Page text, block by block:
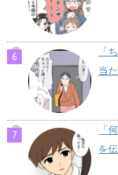
「
当
「
を